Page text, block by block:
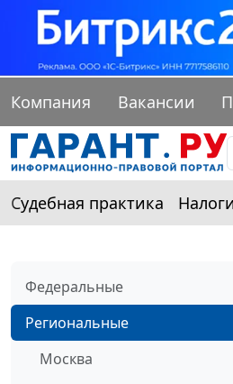
Компания Вакансии
Судебная практика
Федеральные
Региональные
Москва